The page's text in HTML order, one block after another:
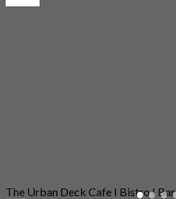
The Urban Deck Cafe I Bistro I Bar